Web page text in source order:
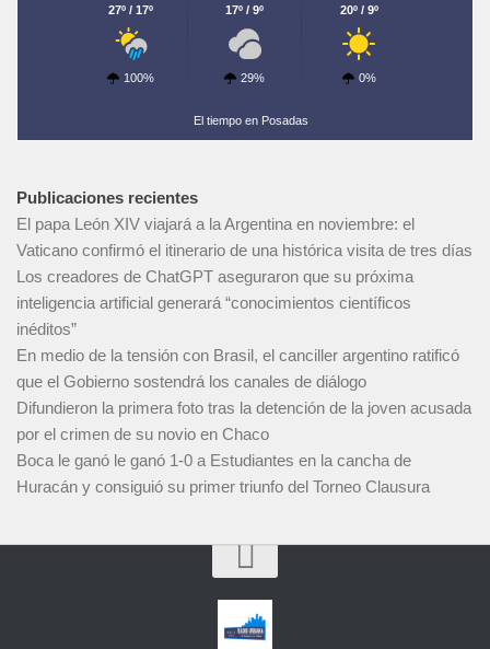
27º / 17º
100%
17º / 9º
29%
20º / 9º
0%
El tiempo en Posadas
Publicaciones recientes
El papa León XIV viajará a la Argentina en noviembre: el
Vaticano confirmó el itinerario de una histórica visita de tres días
Los creadores de ChatGPT aseguraron que su próxima
inteligencia artificial generará “conocimientos científicos
inéditos”
En medio de la tensión con Brasil, el canciller argentino ratificó
que el Gobierno sostendrá los canales de diálogo
Difundieron la primera foto tras la detención de la joven acusada
por el crimen de su novio en Chaco
Boca le ganó le ganó 1-0 a Estudiantes en la cancha de
Huracán y consiguió su primer triunfo del Torneo Clausura